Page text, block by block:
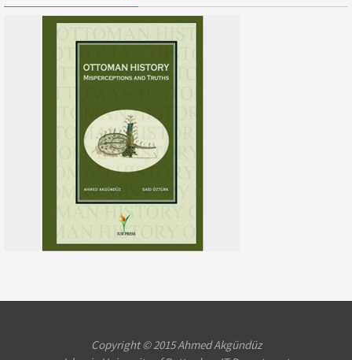
Copyright © 2015 Ahmed Akgündüz